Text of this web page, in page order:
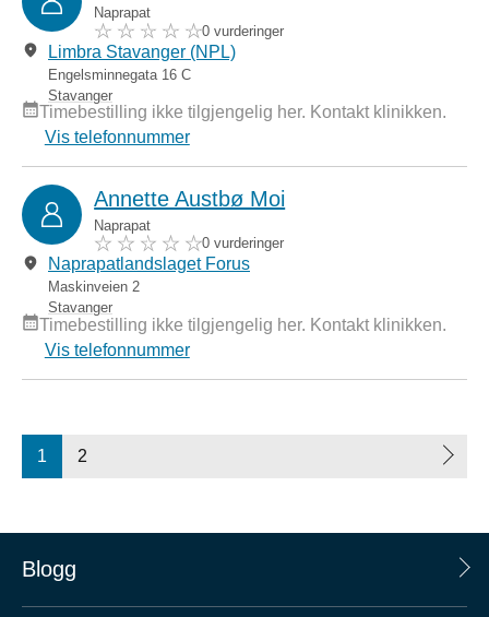
Naprapat
0 vurderinger
Limbra Stavanger (NPL)
Engelsminnegata 16 C
Stavanger
Timebestilling ikke tilgjengelig her. Kontakt klinikken.
Vis telefonnummer
Annette Austbø Moi
Naprapat
0 vurderinger
Naprapatlandslaget Forus
Maskinveien 2
Stavanger
Timebestilling ikke tilgjengelig her. Kontakt klinikken.
Vis telefonnummer
1 2
Blogg